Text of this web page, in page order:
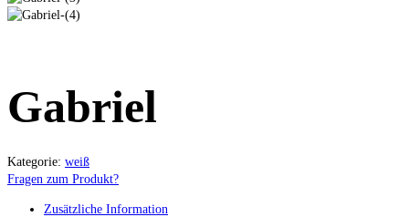
Gabriel
Kategorie: weiß
Fragen zum Produkt?
Zusätzliche Information